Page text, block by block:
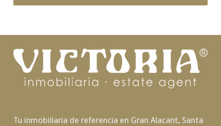
Tu inmobiliaria de referencia en Gran Alacant, Santa